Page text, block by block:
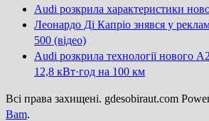
Audi розкрила характеристики
Леонардо Ді Капріо знявся у
500 (відео)
Audi розкрила технології нового
12,8 кВт·год на 100 км
Всі права захищені. gdesobiraut.com
Bam.